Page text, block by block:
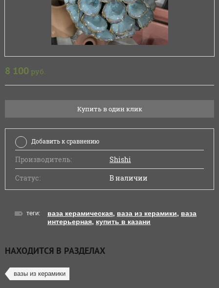
8 100 руб.
Купить в один клик
Добавить к сравнению
Производитель:
Shishi
Статус:
В наличии
теги: ваза керамическая, ваза из керамики, ваза
интерьерная, купить в казани
НАХОДИТСЯ В РАЗДЕЛАХ
вазы из керамики